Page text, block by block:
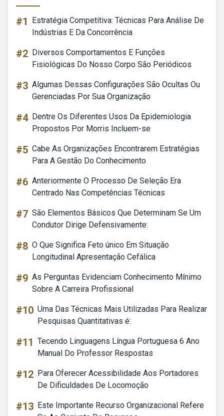
#1
Estratégia Competitiva: Técnicas Para Análise De
Indústrias E Da Concorrência
#2 Diversos Comportamentos E Funções
Fisiológicas Do Nosso Corpo São Periódicos
#3 Algumas Dessas Configurações São Ocultas Ou
Gerenciadas Por Sua Organização
#4 Dentre Os Diferentes Usos Da Epidemiologia
Propostos Por Morris Incluem-se
#5 Cabe As Organizações Encontrarem Estratégias
Para A Gestão Do Conhecimento
#6 Anteriormente O Processo De Seleção Era
Centrado Nas Competências Técnicas
#7 São Elementos Básicos Que Determinam Se Um
Condutor Dirige Defensivamente:
#8 O Que Significa Feto único Em Situação
Longitudinal Apresentação Cefálica
#9 As Perguntas Evidenciam Conhecimento Mínimo
Sobre A Carreira Profissional
#10 Uma Das Técnicas Mais Utilizadas Para Realizar
Pesquisas Quantitativas é:
#11 Tecendo Linguagens Língua Portuguesa 6 Ano
Manual Do Professor Respostas
#12 Para Oferecer Acessibilidade Aos Portadores
De Dificuldades De Locomoção
#13 Este Importante Recurso Organizacional Refere